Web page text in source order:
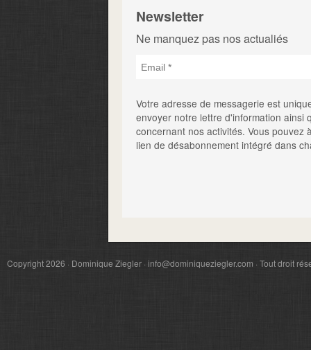
Newsletter
Ne manquez pas nos actualiés
Votre adresse de messagerie est
envoyer notre lettre d'information ainsi
concernant nos activités. Vous pouvez
lien de désabonnement intégré dans
Copyright 2026 · Dominique Ziegler · info@dominiqueziegler.com · Tout droit